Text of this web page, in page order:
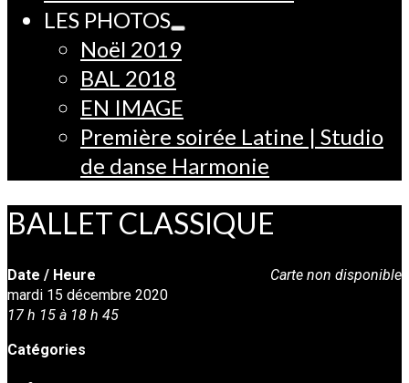
LES PHOTOS
Noël 2019
BAL 2018
EN IMAGE
Première soirée Latine | Studio
de danse Harmonie
BALLET CLASSIQUE
Carte non disponible
Date / Heure
mardi 15 décembre 2020
17 h 15 à 18 h 45
Catégories